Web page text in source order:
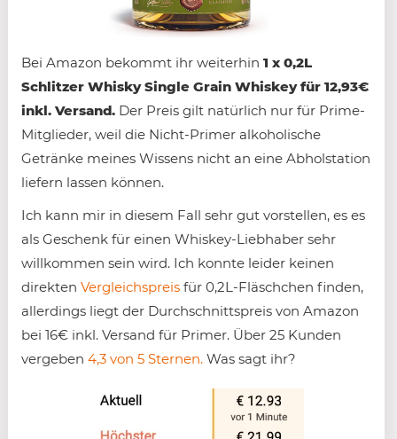
Bei Amazon bekommt ihr weiterhin 1 x 0,2L
Schlitzer Whisky Single Grain Whiskey für 12,93€
inkl. Versand. Der Preis gilt natürlich nur für Prime-
Mitglieder, weil die Nicht-Primer alkoholische
Getränke meines Wissens nicht an eine Abholstation
liefern lassen können.
Ich kann mir in diesem Fall sehr gut vorstellen, es es
als Geschenk für einen Whiskey-Liebhaber sehr
willkommen sein wird. Ich konnte leider keinen
direkten Vergleichspreis für 0,2L-Fläschchen finden,
allerdings liegt der Durchschnittspreis von Amazon
bei 16€ inkl. Versand für Primer. Über 25 Kunden
vergeben 4,3 von 5 Sternen. Was sagt ihr?